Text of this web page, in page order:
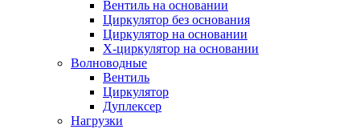
Вентиль на основании
Циркулятор без основания
Циркулятор на основании
Х-циркулятор на основании
Волноводные
Вентиль
Циркулятор
Дуплексер
Нагрузки